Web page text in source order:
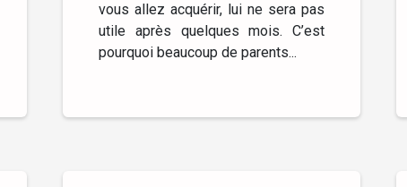
vous allez acquérir, lui ne sera pas
utile après quelques mois. C’est
pourquoi beaucoup de parents...